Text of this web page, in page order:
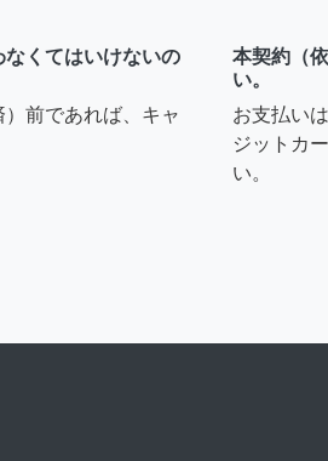
くてはいけないの
前であれば、キャ
本契約（
い。
お支払い
ジットカ
い。